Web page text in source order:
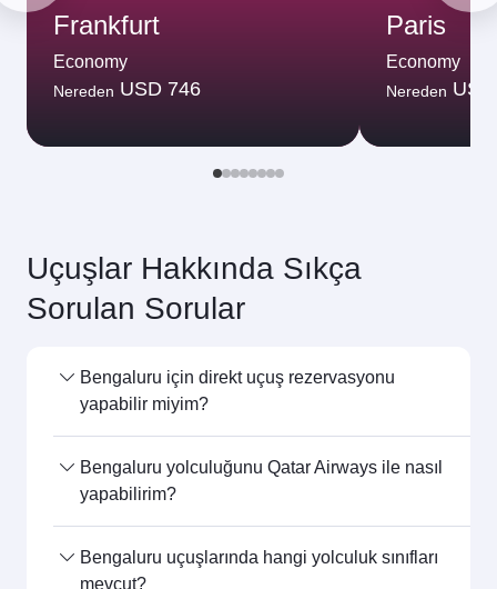
USD793,44
Uçuş arama
Şunlar da ilginizi çekebilir...